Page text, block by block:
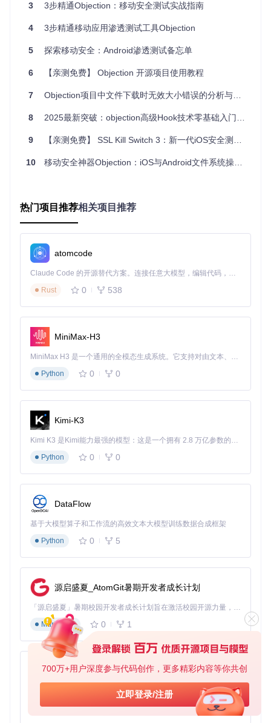
700万+用户深度参与代码创作，更多精彩内容等你共创
立即登录/注册
验证安装
安装完成后，运行以下命令验证是否安装成功：
如果一切正常，你将看到当前安装的Objection版本信息。
能：
Objection允许你浏览目标应用的沙盒目录和文件系统，查看应
用数据存储情况。
图：Android设备上使用Objection浏览应用文件系统，显示应
用数据目录及文件权限信息
图：iOS设备上使用Objection浏览应用文件系统，展示应用包
内容及文件属性
基本文件系统命令：
pwd print：显示当前目录
：切换目录
file download <文件路径>
移动应用通常会采用SSL证书固定(SSL Pinning)技术防止中间
人攻击，Objection提供了一键绕过功能：
图：在Android设备上执行SSL证书固定绕过命令，成功覆盖
默认信任管理器
绕过命令：
iOS:ios sslpinning disable
本地数据库并执行查询：
图：使用Objection连接应用SQLite数据库，执行模式查询和
数据检索
数据库操作命令：
sqlite connect <数据库路径> ：连接数据库
sqlite execute schema：查看数据库模式
sqlite execute query "SELECT * FROM table"：执
行SQL查询
：断开数据库连接
3 3步精通Objection：移动安全测试实战指南
4 3步精通移动应用渗透测试工具Objection
5 探索移动安全：Android渗透测试备忘单
6 【亲测免费】 Objection 开源项目使用教程
7 Objection项目中文件下载时无效大小错误的分析与解决
8 2025最新突破：objection高级Hook技术零基础入门指南
9 【亲测免费】 SSL Kill Switch 3：新一代iOS安全测试利器
10 移动安全神器Objection：iOS与Android文件系统操作终极指南
热门项目推荐相关项目推荐
atomcode
Claude Code 的开源替代方案。连接任意大模型，编辑代码，运行命令，自动验证 — 全自动执行。用 Rust 构建，极致性能。 ｜ An open-source alternative to Claude Code. Connect any LLM, edit code, run commands, and verify changes — autonomously. Built in Rust for speed. Get Started
Rust
0 538
MiniMax-H3
MiniMax H3 是一个通用的全模态生成系统。它支持对由文本、图像、视频和音频组成的多模态上下文进行统一理解，并能生成分辨率高达 2K、时长可达 15 秒的带原生立体声音频的视频。得益于面向任务泛化的系统设计，H3 在预训练阶段就已具备广泛的多模态上下文理解与生成能力，能够出色地执行复杂的多模态指令。
Python
0 0
Kimi-K3
Kimi K3 是Kimi能力最强的模型：这是一个拥有 2.8 万亿参数的混合专家（MoE）模型，具备原生视觉理解能力，并支持 100 万 token 的上下文窗口。
Python
0 0
DataFlow
基于大模型算子和工作流的高效文本大模型训练数据合成框架
Python
0 5
源启盛夏_AtomGit暑期开发者成长计划
「源启盛夏」暑期校园开发者成长计划旨在激活校园开源力量，通过积分激励、认证扶持、资源倾斜等形式，引导高校组织和开发者完成「入驻 — 建项目 — 做贡献 — 获认证 — 得资源」的完整闭环。无论你是想带领社团入驻平台的组织者，还是希望用代码贡献证明自己的开发者，都能在这里找到属于你的成长路径。
Markdown
0 1
py-xiaozhi
基于Python的Xiaozhi AI，适用于想要完整Xiaozhi体验而无需拥有专用硬件的用户。
Python
0 1